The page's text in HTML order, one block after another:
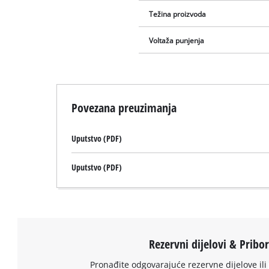
Težina proizvoda
Voltaža punjenja
Povezana preuzimanja
Uputstvo (PDF)
Uputstvo (PDF)
Rezervni dijelovi & Pribor
Pronađite odgovarajuće rezervne dijelove